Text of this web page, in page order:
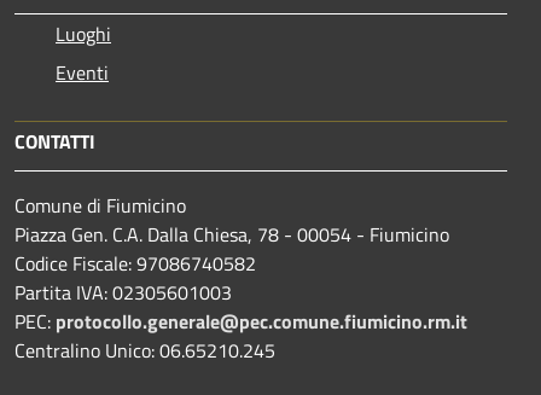
Luoghi
Eventi
CONTATTI
Comune di Fiumicino
Piazza Gen. C.A. Dalla Chiesa, 78 - 00054 - Fiumicino
Codice Fiscale: 97086740582
Partita IVA: 02305601003
PEC: protocollo.generale@pec.comune.fiumicino.rm.it
Centralino Unico: 06.65210.245